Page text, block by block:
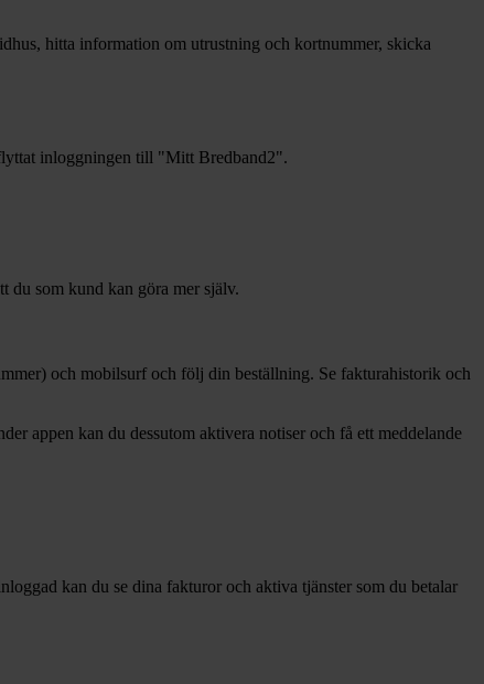
hitta information om utrustning och kortnummer, skicka
inloggningen till "Mitt Bredband2".
du som kund kan göra mer själv.
och mobilsurf och följ din beställning. Se fakturahistorik och
appen kan du dessutom aktivera notiser och få ett meddelande
kan du se dina fakturor och aktiva tjänster som du betalar